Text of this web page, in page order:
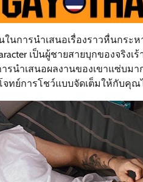
การนำเสนอเรื่องราวหื่นกระห
เป็นผู้ชายสายบุกของจริง
ารนำเสนอผลงานของเขาแซ่บ
ทย์การโชว์แบบจัดเต็มให้กับคุณ